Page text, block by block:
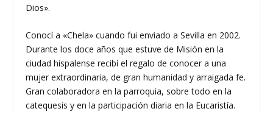
Dios».
Conocí a «Chela» cuando fui enviado a Sevilla en 2002.
Durante los doce años que estuve de Misión en la
ciudad hispalense recibí el regalo de conocer a una
mujer extraordinaria, de gran humanidad y arraigada fe.
Gran colaboradora en la parroquia, sobre todo en la
catequesis y en la participación diaria en la Eucaristía.